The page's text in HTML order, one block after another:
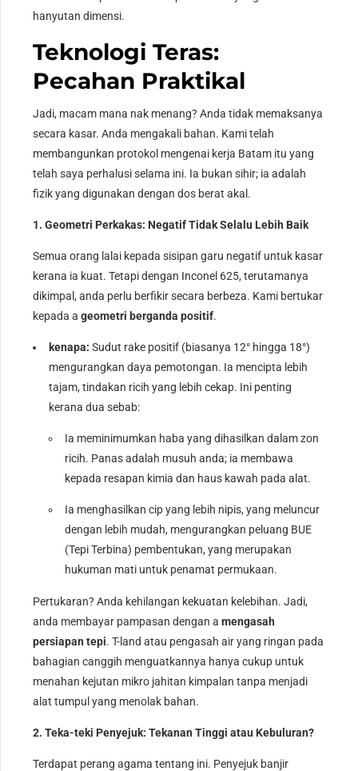
hanyutan dimensi.
Teknologi Teras:
Pecahan Praktikal
Jadi, macam mana nak menang? Anda tidak memaksanya
secara kasar. Anda mengakali bahan. Kami telah
membangunkan protokol mengenai kerja Batam itu yang
telah saya perhalusi selama ini. Ia bukan sihir; ia adalah
fizik yang digunakan dengan dos berat akal.
1. Geometri Perkakas: Negatif Tidak Selalu Lebih Baik
Semua orang lalai kepada sisipan garu negatif untuk kasar
kerana ia kuat. Tetapi dengan Inconel 625, terutamanya
dikimpal, anda perlu berfikir secara berbeza. Kami bertukar
kepada ageometri berganda positif.
kenapa: Sudut rake positif (biasanya 12° hingga 18°)
mengurangkan daya pemotongan. Ia mencipta lebih
tajam, tindakan ricih yang lebih cekap. Ini penting
kerana dua sebab:
Ia meminimumkan haba yang dihasilkan dalam zon
ricih. Panas adalah musuh anda; ia membawa
kepada resapan kimia dan haus kawah pada alat.
Ia menghasilkan cip yang lebih nipis, yang meluncur
dengan lebih mudah, mengurangkan peluang BUE
(Tepi Terbina) pembentukan, yang merupakan
hukuman mati untuk penamat permukaan.
Pertukaran? Anda kehilangan kekuatan kelebihan. Jadi,
anda membayar pampasan dengan amengasah
persiapan tepi. T-land atau pengasah air yang ringan pada
bahagian canggih menguatkannya hanya cukup untuk
menahan kejutan mikro jahitan kimpalan tanpa menjadi
alat tumpul yang menolak bahan.
2. Teka-teki Penyejuk: Tekanan Tinggi atau Kebuluran?
Terdapat perang agama tentang ini. Penyejuk banjir